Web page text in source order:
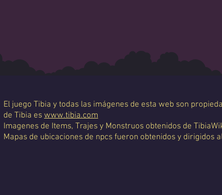
El juego Tibia y todas las imágenes de esta web son
de Tibia es www.tibia.com
Imagenes de Items, Trajes y Monstruos obtenidos de
Mapas de ubicaciones de npcs fueron obtenidos y dirigidos